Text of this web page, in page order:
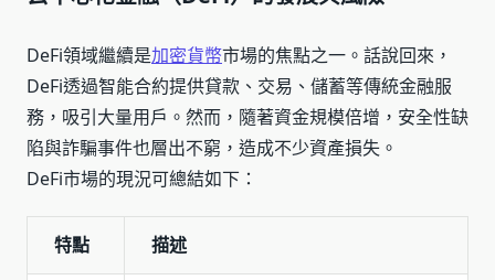
DeFi領域繼續是加密貨幣市場的焦點之一。話說回來，
DeFi透過智能合約提供貸款、交易、儲蓄等傳統金融服
務，吸引大量用戶。然而，隨著資金規模倍增，安全性缺
陷與詐騙事件也層出不窮，造成不少資產損失。
DeFi市場的現況可總結如下：
特點 描述